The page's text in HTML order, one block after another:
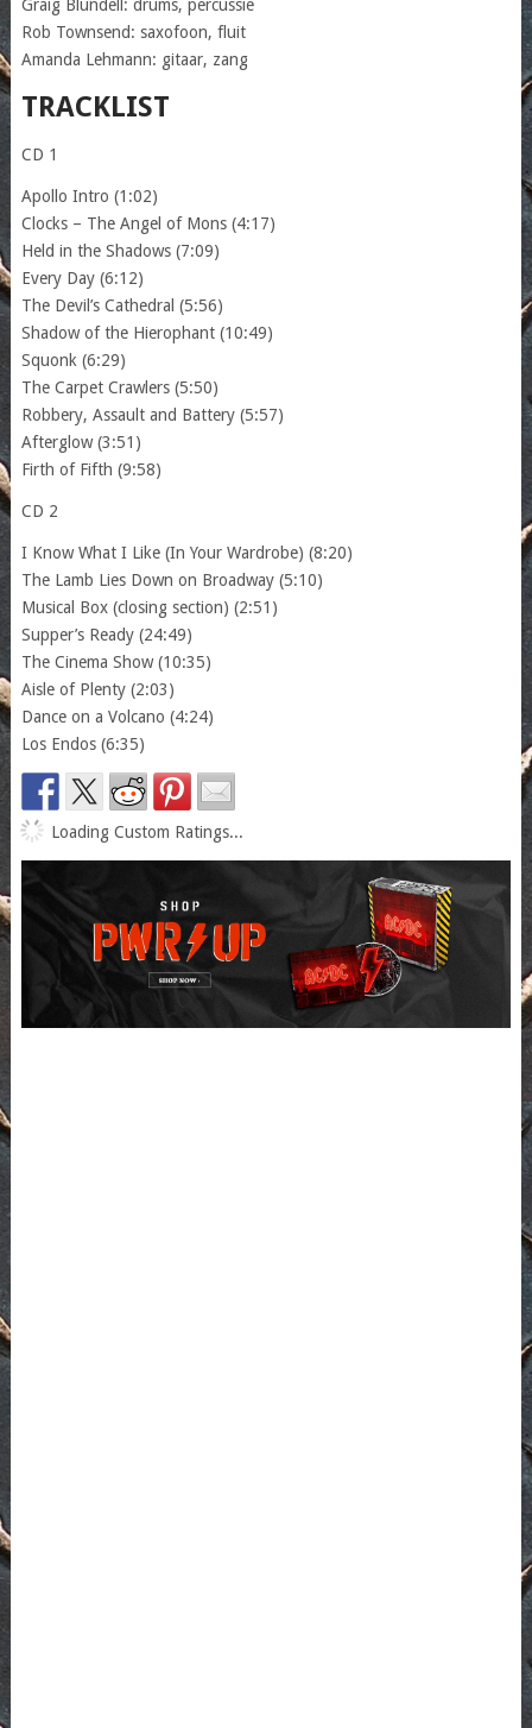
Graig Blundell: drums, percussie
Rob Townsend: saxofoon, fluit
Amanda Lehmann: gitaar, zang
TRACKLIST
CD 1
Apollo Intro (1:02)
Clocks – The Angel of Mons (4:17)
Held in the Shadows (7:09)
Every Day (6:12)
The Devil’s Cathedral (5:56)
Shadow of the Hierophant (10:49)
Squonk (6:29)
The Carpet Crawlers (5:50)
Robbery, Assault and Battery (5:57)
Afterglow (3:51)
Firth of Fifth (9:58)
CD 2
I Know What I Like (In Your Wardrobe) (8:20)
The Lamb Lies Down on Broadway (5:10)
Musical Box (closing section) (2:51)
Supper’s Ready (24:49)
The Cinema Show (10:35)
Aisle of Plenty (2:03)
Dance on a Volcano (4:24)
Los Endos (6:35)
Loading Custom Ratings...